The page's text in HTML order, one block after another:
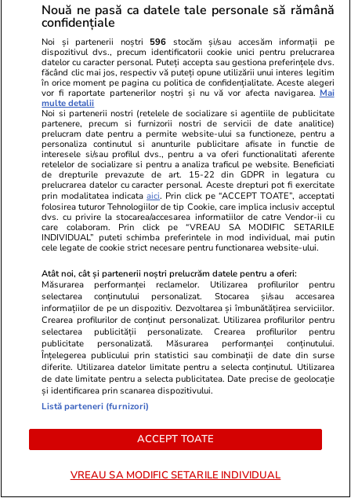
Vacanțe și Cultură 22 iul.
O destinație de vacanță populară
printre români a fost măturată
furtuni violente. Turiștii au fost
ajutor | VIDEO
Sănătate și
„Medicii mi-
timpul cu
Germania
neurologice
Lifestyle 18 iul.
Semnele deshidratării și cum să
o previi
Nouă ne pasă ca datele tale personale să rămână
confidențiale
Noi și partenerii noștri 596 stocăm și/sau accesăm informații pe
dispozitivul dvs., precum identificatorii cookie unici pentru prelucrarea
datelor cu caracter personal. Puteți accepta sau gestiona preferințele dvs.
făcând clic mai jos, respectiv vă puteți opune utilizării unui interes legitim
în orice moment pe pagina cu politica de confidențialitate. Aceste alegeri
vor fi raportate partenerilor noștri și nu vă vor afecta navigarea. Mai
multe detalii
Noi si partenerii nostri (retelele de socializare si agentiile de publicitate
partenere, precum si furnizorii nostri de servicii de date analitice)
prelucram date pentru a permite website-ului sa functioneze, pentru a
personaliza continutul si anunturile publicitare afisate in functie de
interesele si/sau profilul dvs., pentru a va oferi functionalitati aferente
retelelor de socializare si pentru a analiza traficul pe website. Beneficiati
de drepturile prevazute de art. 15-22 din GDPR in legatura cu
prelucrarea datelor cu caracter personal. Aceste drepturi pot fi exercitate
prin modalitatea indicataaici. Prin click pe “ACCEPT TOATE”, acceptati
folosirea tuturor Tehnologiilor de tip Cookie, care implica inclusiv acceptul
dvs. cu privire la stocarea/accesarea informatiilor de catre Vendor-ii cu
care colaboram. Prin click pe “VREAU SA MODIFIC SETARILE
INDIVIDUAL” puteti schimba preferintele in mod individual, mai putin
cele legate de cookie strict necesare pentru functionarea website-ului.
Atât noi, cât și partenerii noștri prelucrăm datele pentru a oferi:
Măsurarea performanței reclamelor. Utilizarea profilurilor pentru
selectarea conținutului personalizat. Stocarea și/sau accesarea
informațiilor de pe un dispozitiv. Dezvoltarea și îmbunătățirea serviciilor.
Crearea profilurilor de conținut personalizat. Utilizarea profilurilor pentru
selectarea publicității personalizate. Crearea profilurilor pentru
publicitate personalizată. Măsurarea performanței conținutului.
Înțelegerea publicului prin statistici sau combinații de date din surse
diferite. Utilizarea datelor limitate pentru a selecta conținutul. Utilizarea
de date limitate pentru a selecta publicitatea. Date precise de geolocație
și identificarea prin scanarea dispozitivului.
Listă parteneri (furnizori)
ACCEPT TOATE
VREAU SA MODIFIC SETARILE INDIVIDUAL